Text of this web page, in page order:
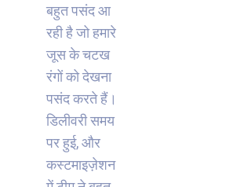
बहुत पसंद आ
रही है जो हमारे
जूस के चटख
रंगों को देखना
पसंद करते हैं।
डिलीवरी समय
पर हुई, और
कस्टमाइज़ेशन